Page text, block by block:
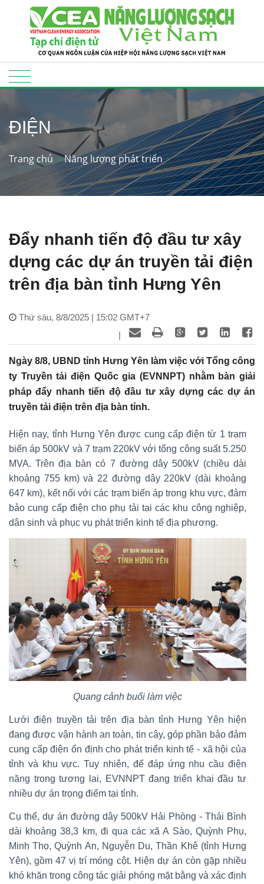
ĐIỆN
Trang chủ Năng lượng phát triển
Đẩy nhanh tiến độ đầu tư xây
dựng các dự án truyền tải điện
trên địa bàn tỉnh Hưng Yên
Thứ sáu, 8/8/2025 | 15:02 GMT+7
|
Ngày 8/8, UBND tỉnh Hưng Yên làm việc với Tổng công
ty Truyền tải điện Quốc gia (EVNNPT) nhằm bàn giải
pháp đẩy nhanh tiến độ đầu tư xây dựng các dự án
truyền tải điện trên địa bàn tỉnh.
Hiện nay, tỉnh Hưng Yên được cung cấp điện từ 1 trạm
biến áp 500kV và 7 trạm 220kV với tổng công suất 5.250
MVA. Trên địa bàn có 7 đường dây 500kV (chiều dài
khoảng 755 km) và 22 đường dây 220kV (dài khoảng
647 km), kết nối với các trạm biến áp trong khu vực, đảm
bảo cung cấp điện cho phụ tải tại các khu công nghiệp,
dân sinh và phục vụ phát triển kinh tế địa phương.
Quang cảnh buổi làm việc
Lưới điện truyền tải trên địa bàn tỉnh Hưng Yên hiện
đang được vận hành an toàn, tin cậy, góp phần bảo đảm
cung cấp điện ổn định cho phát triển kinh tế - xã hội của
tỉnh và khu vực. Tuy nhiên, để đáp ứng nhu cầu điện
năng trong tương lai, EVNNPT đang triển khai đầu tư
nhiều dự án trọng điểm tại tỉnh.
Cụ thể, dự án đường dây 500kV Hải Phòng - Thái Bình
dài khoảng 38,3 km, đi qua các xã A Sào, Quỳnh Phụ,
Minh Thọ, Quỳnh An, Nguyễn Du, Thần Khê (tỉnh Hưng
Yên), gồm 47 vị trí móng cột. Hiện dự án còn gặp nhiều
khó khăn trong công tác giải phóng mặt bằng và xác định